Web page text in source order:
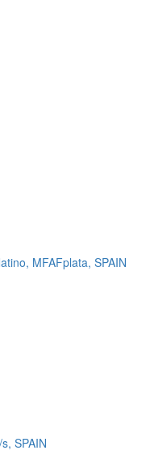
MFAFplata, SPAIN
SPAIN